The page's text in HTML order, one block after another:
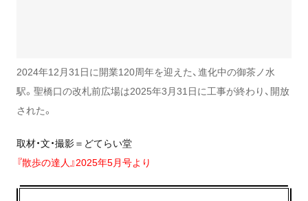
2024年12月31日に開業120周年を迎えた、進化中の御茶ノ水
駅。聖橋口の改札前広場は2025年3月31日に工事が終わり、開放
された。
取材・文・撮影＝どてらい堂
『散歩の達人』2025年5月号より